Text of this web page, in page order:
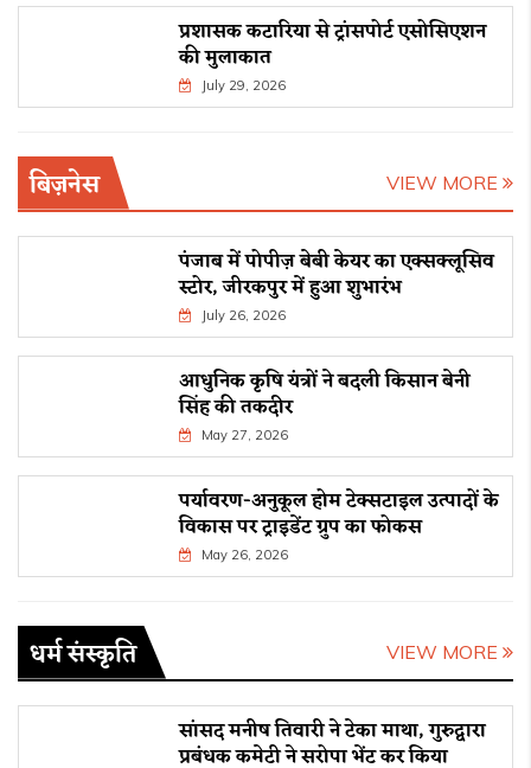
प्रशासक कटारिया से ट्रांसपोर्ट एसोसिएशन
की मुलाकात
July 29, 2026
बिज़नेस VIEW MORE
पंजाब में पोपीज़ बेबी केयर का एक्सक्लूसिव
स्टोर, जीरकपुर में हुआ शुभारंभ
July 26, 2026
आधुनिक कृषि यंत्रों ने बदली किसान बेनी
सिंह की तकदीर
May 27, 2026
पर्यावरण-अनुकूल होम टेक्सटाइल उत्पादों के
विकास पर ट्राइडेंट ग्रुप का फोकस
May 26, 2026
धर्म संस्कृति VIEW MORE
सांसद मनीष तिवारी ने टेका माथा, गुरुद्वारा
प्रबंधक कमेटी ने सरोपा भेंट कर किया